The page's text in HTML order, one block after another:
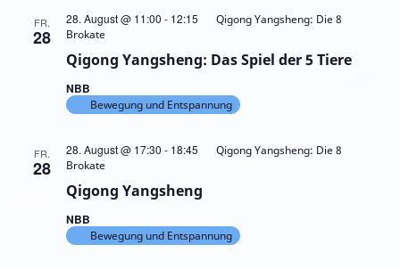
FR.
28
Qigong Yangsheng: Das Spiel der 5 Tiere
28. August @ 11:00 - 12:15
Qigong Yangsheng: Die 8
Brokate
NBB
Bewegung und Entspannung
FR.
28
Qigong Yangsheng
28. August @ 17:30 - 18:45
Qigong Yangsheng: Die 8
Brokate
NBB
Bewegung und Entspannung